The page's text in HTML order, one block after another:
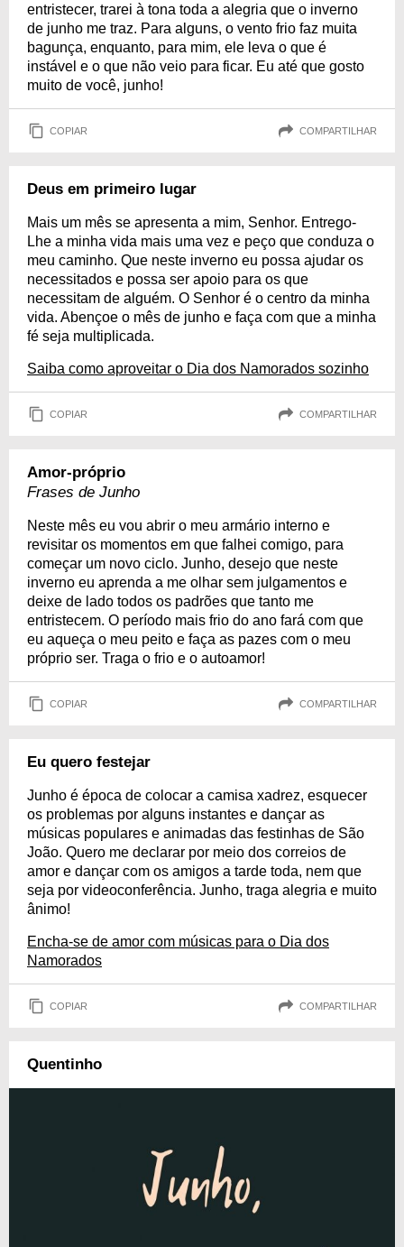
entristecer, trarei à tona toda a alegria que o inverno
de junho me traz. Para alguns, o vento frio faz muita
bagunça, enquanto, para mim, ele leva o que é
instável e o que não veio para ficar. Eu até que gosto
muito de você, junho!
COPIAR COMPARTILHAR
Deus em primeiro lugar
Mais um mês se apresenta a mim, Senhor. Entrego-
Lhe a minha vida mais uma vez e peço que conduza o
meu caminho. Que neste inverno eu possa ajudar os
necessitados e possa ser apoio para os que
necessitam de alguém. O Senhor é o centro da minha
vida. Abençoe o mês de junho e faça com que a minha
fé seja multiplicada.
Saiba como aproveitar o Dia dos Namorados sozinho
COPIAR COMPARTILHAR
Amor-próprio
Frases de Junho
Neste mês eu vou abrir o meu armário interno e
revisitar os momentos em que falhei comigo, para
começar um novo ciclo. Junho, desejo que neste
inverno eu aprenda a me olhar sem julgamentos e
deixe de lado todos os padrões que tanto me
entristecem. O período mais frio do ano fará com que
eu aqueça o meu peito e faça as pazes com o meu
próprio ser. Traga o frio e o autoamor!
COPIAR COMPARTILHAR
Eu quero festejar
Junho é época de colocar a camisa xadrez, esquecer
os problemas por alguns instantes e dançar as
músicas populares e animadas das festinhas de São
João. Quero me declarar por meio dos correios de
amor e dançar com os amigos a tarde toda, nem que
seja por videoconferência. Junho, traga alegria e muito
ânimo!
Encha-se de amor com músicas para o Dia dos
Namorados
COPIAR COMPARTILHAR
Quentinho